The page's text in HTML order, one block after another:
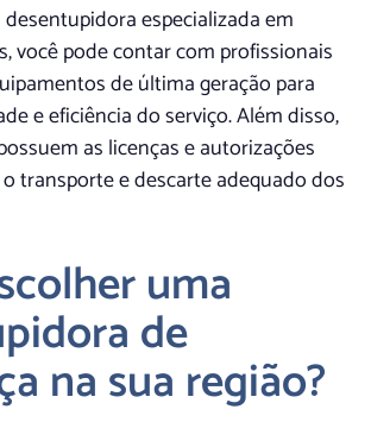
especializada em
você pode contar com profissionais
de última geração para
e eficiência do serviço. Além disso,
as licenças e autorizações
transporte e descarte adequado dos
uma
de
na sua região?